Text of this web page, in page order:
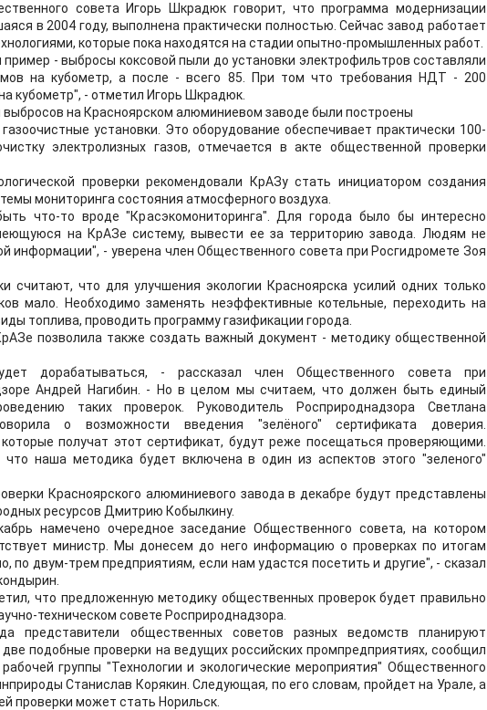
совета Игорь Шкрадюк говорит, что программа модернизации
в 2004 году, выполнена практически полностью. Сейчас завод работает
которые пока находятся на стадии опытно-промышленных работ.
- выбросы коксовой пыли до установки электрофильтров составляли
на кубометр, а после - всего 85. При том что требования НДТ - 200
кубометр", - отметил Игорь Шкрадюк.
на Красноярском алюминиевом заводе были построены
установки. Это оборудование обеспечивает практически 100-
электролизных газов, отмечается в акте общественной проверки
проверки рекомендовали КрАЗу стать инициатором создания
мониторинга состояния атмосферного воздуха.
что-то вроде "Красэкомониторинга". Для города было бы интересно
на КрАЗе систему, вывести ее за территорию завода. Людям не
информации", - уверена член Общественного совета при Росгидромете Зоя
считают, что для улучшения экологии Красноярска усилий одних только
мало. Необходимо заменять неэффективные котельные, переходить на
топлива, проводить программу газификации города.
позволила также создать важный документ - методику общественной
дорабатываться, - рассказал член Общественного совета при
Андрей Нагибин. - Но в целом мы считаем, что должен быть единый
таких проверок. Руководитель Росприроднадзора Светлана
о возможности введения "зелёного" сертификата доверия.
получат этот сертификат, будут реже посещаться проверяющими.
что наша методика будет включена в один из аспектов этого "зеленого"
Красноярского алюминиевого завода в декабре будут представлены
ресурсов Дмитрию Кобылкину.
намечено очередное заседание Общественного совета, на котором
министр. Мы донесем до него информацию о проверках по итогам
по двум-трем предприятиям, если нам удастся посетить и другие", - сказал
что предложенную методику общественных проверок будет правильно
техническом совете Росприроднадзора.
представители общественных советов разных ведомств планируют
подобные проверки на ведущих российских промпредприятиях, сообщил
группы "Технологии и экологические мероприятия" Общественного
Станислав Корякин. Следующая, по его словам, пройдет на Урале, а
проверки может стать Норильск.